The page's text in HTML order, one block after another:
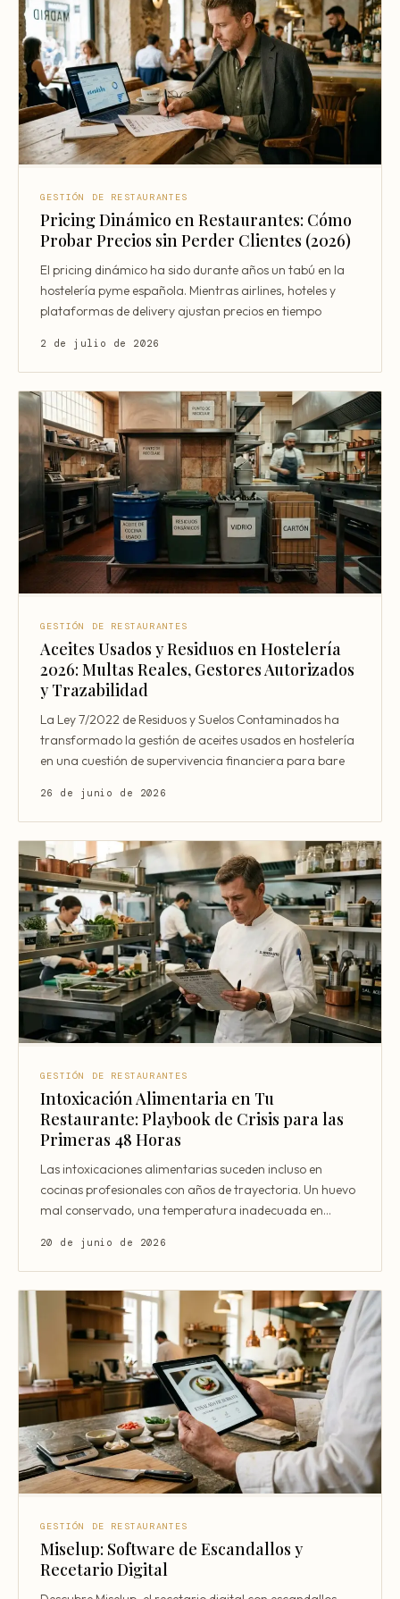
GESTIÓN DE RESTAURANTES
Pricing Dinámico en Restaurantes: Cómo
Probar Precios sin Perder Clientes (2026)
El pricing dinámico ha sido durante años un tabú en la
hostelería pyme española. Mientras airlines, hoteles y
plataformas de delivery ajustan precios en tiempo
2 de julio de 2026
GESTIÓN DE RESTAURANTES
Aceites Usados y Residuos en Hostelería
2026: Multas Reales, Gestores Autorizados
y Trazabilidad
La Ley 7/2022 de Residuos y Suelos Contaminados ha
transformado la gestión de aceites usados en hostelería
en una cuestión de supervivencia financiera para bare
26 de junio de 2026
GESTIÓN DE RESTAURANTES
Intoxicación Alimentaria en Tu
Restaurante: Playbook de Crisis para las
Primeras 48 Horas
Las intoxicaciones alimentarias suceden incluso en
cocinas profesionales con años de trayectoria. Un huevo
mal conservado, una temperatura inadecuada en
20 de junio de 2026
GESTIÓN DE RESTAURANTES
Miselup: Software de Escandallos y
Recetario Digital